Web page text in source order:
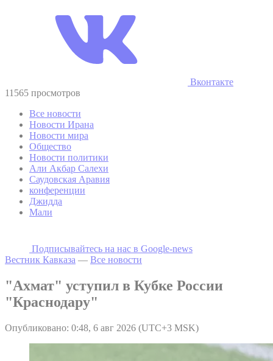
Вконтакте
11565 просмотров
Все новости
Новости Ирана
Новости мира
Общество
Новости политики
Али Акбар Салехи
Саудовская Аравия
конференции
Джидда
Мали
Подписывайтесь на наc в Google-news
Вестник Кавказа — Все новости
"Ахмат" уступил в Кубке России
"Краснодару"
Опубликовано: 0:48, 6 авг 2026 (UTC+3 MSK)